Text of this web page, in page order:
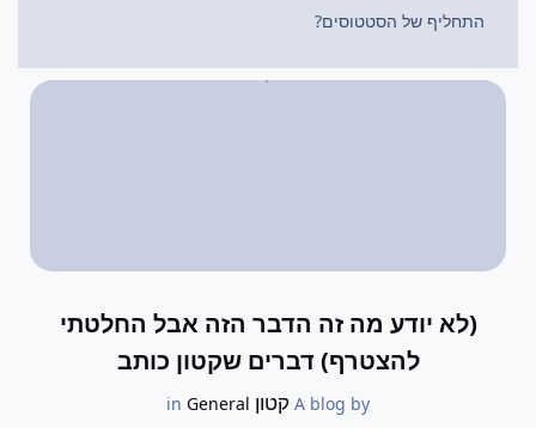
התחליף של הסטטוסים?
(לא יודע מה זה הדבר הזה אבל החלטתי
להצטרף) דברים שקטון כותב
A blog by קטון General